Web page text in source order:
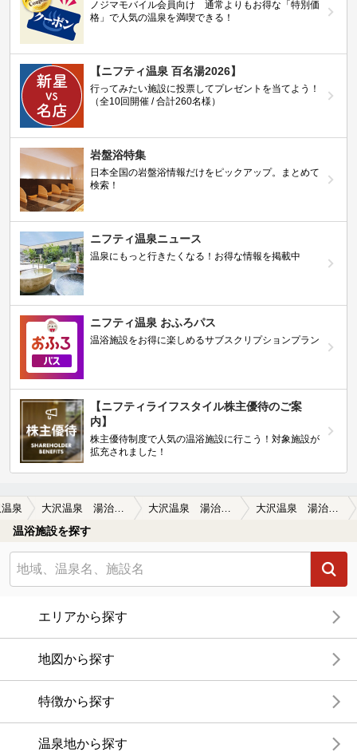
ノジマモバイル会員向け 通常よりもお得な「特別価
格」で人気の温泉を満喫できる！
【ニフティ温泉 百名湯2026】
行ってみたい施設に投票してプレゼントを当てよう！
（全10回開催 / 合計260名様）
岩盤浴特集
日本全国の岩盤浴情報だけをピックアップ。まとめて
検索！
ニフティ温泉ニュース
温泉にもっと行きたくなる！お得な情報を掲載中
ニフティ温泉 おふろパス
温浴施設をお得に楽しめるサブスクリプションプラン
【ニフティライフスタイル株主優待のご案
内】
株主優待制度で人気の温浴施設に行こう！対象施設が
拡充されました！
泉 大沢温泉 湯治屋(とうじや） 大沢温泉 湯治屋(とうじや）の口コミ一覧 大沢温泉 湯治屋(とうじや）の口コミ 岩手 大沢温泉 菊水館
温浴施設を探す
エリアから探す
地図から探す
特徴から探す
温泉地から探す